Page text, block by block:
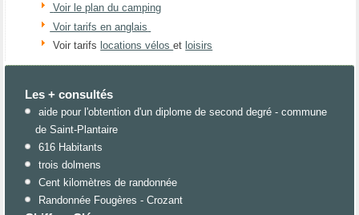
Voir le plan du camping
Voir tarifs en anglais
Voir tarifs locations véloset loisirs
Les + consultés
aide pour l'obtention d'un diplome de second degré - commune
de Saint-Plantaire
616 Habitants
trois dolmens
Cent kilomètres de randonnée
Randonnée Fougères - Crozant